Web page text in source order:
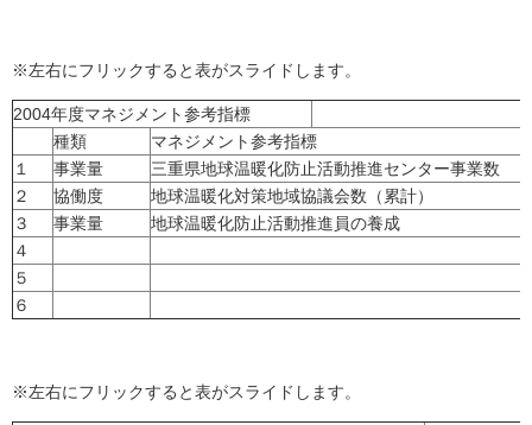
※左右にフリックすると表がスライドします。
2004年度マネジメント参考指標
種類
マネジメント参考指標
１
事業量
三重県地球温暖化防止活動推進センター事業数
２
協働度
地球温暖化対策地域協議会数（累計）
３
事業量
地球温暖化防止活動推進員の養成
４
５
６
※左右にフリックすると表がスライドします。